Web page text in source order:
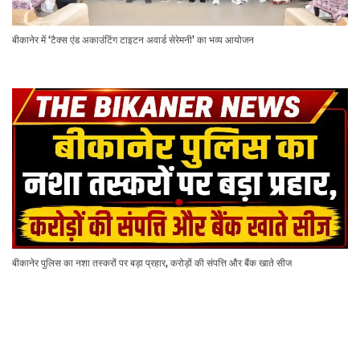
बीकानेर में ‘टैक्स एंड अकाउंटिंग टाइटन अवार्ड सेरेमनी’ का भव्य आयोजन
बीकानेर पुलिस का नशा तस्करों पर बड़ा प्रहार, करोड़ों की संपत्ति और बैंक खाते सीज